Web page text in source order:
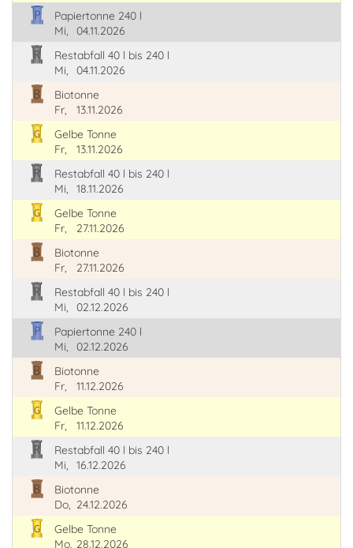
Papiertonne 240 l
Mi,
04.11.2026
Restabfall 40 l bis 240 l
Mi,
04.11.2026
Biotonne
Fr,
13.11.2026
Gelbe Tonne
Fr,
13.11.2026
Restabfall 40 l bis 240 l
Mi,
18.11.2026
Gelbe Tonne
Fr,
27.11.2026
Biotonne
Fr,
27.11.2026
Restabfall 40 l bis 240 l
Mi,
02.12.2026
Papiertonne 240 l
Mi,
02.12.2026
Biotonne
Fr,
11.12.2026
Gelbe Tonne
Fr,
11.12.2026
Restabfall 40 l bis 240 l
Mi,
16.12.2026
Biotonne
Do, 24.12.2026
Gelbe Tonne
Mo, 28.12.2026